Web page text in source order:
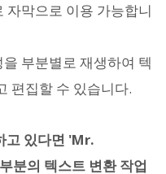
자막으로 이용 가능합니
을 부분별로 재생하여 텍
편집할 수 있습니다.
고 있다면 'Mr.
의 텍스트 변환 작업